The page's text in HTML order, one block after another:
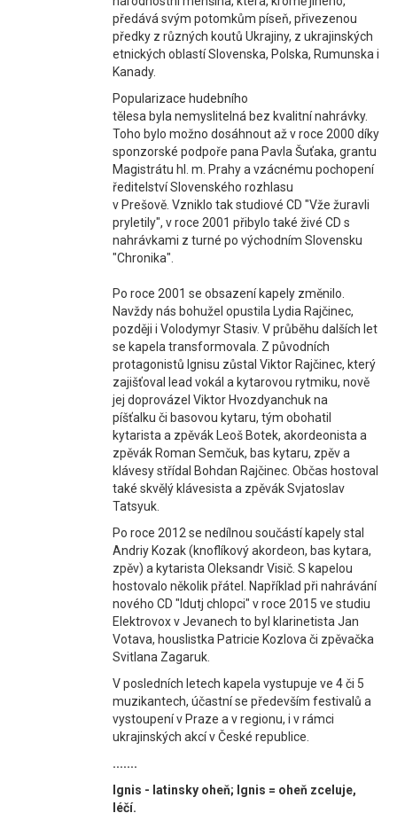
předává svým potomkům píseň, přivezenou
předky z různých koutů Ukrajiny, z ukrajinských
etnických oblastí Slovenska, Polska, Rumunska i
Kanady.
Popularizace hudebního
tělesa byla nemyslitelná bez kvalitní nahrávky.
Toho bylo možno dosáhnout až v roce 2000 díky
sponzorské podpoře pana Pavla Šuťaka, grantu
Magistrátu hl. m. Prahy a vzácnému pochopení
ředitelství Slovenského rozhlasu
v Prešově. Vzniklo tak studiové CD "Vže žuravli
pryletily", v roce 2001 přibylo také živé CD s
nahrávkami z turné po východním Slovensku
"Chronika".
Po roce 2001 se obsazení kapely změnilo.
Navždy nás bohužel opustila Lydia Rajčinec,
později i Volodymyr Stasiv. V průběhu dalších let
se kapela transformovala. Z původních
protagonistů Ignisu zůstal Viktor Rajčinec, který
zajišťoval lead vokál a kytarovou rytmiku, nově
jej doprovázel Viktor Hvozdyanchuk na
píšťalku či basovou kytaru, tým obohatil
kytarista a zpěvák Leoš Botek, akordeonista a
zpěvák Roman Semčuk, bas kytaru, zpěv a
klávesy střídal Bohdan Rajčinec. Občas hostoval
také skvělý klávesista a zpěvák Svjatoslav
Tatsyuk.
Po roce 2012 se nedílnou součástí kapely stal
Andriy Kozak (knoflíkový akordeon, bas kytara,
zpěv) a kytarista Oleksandr Visič. S kapelou
hostovalo několik přátel. Například při nahrávání
nového CD "Idutj chlopci" v roce 2015 ve studiu
Elektrovox v Jevanech to byl klarinetista Jan
Votava, houslistka Patricie Kozlova či zpěvačka
Svitlana Zagaruk.
V posledních letech kapela vystupuje ve 4 či 5
muzikantech, účastní se především festivalů a
vystoupení v Praze a v regionu, i v rámci
ukrajinských akcí v České republice.
.......
Ignis - latinsky oheň; Ignis = oheň zceluje,
léčí.